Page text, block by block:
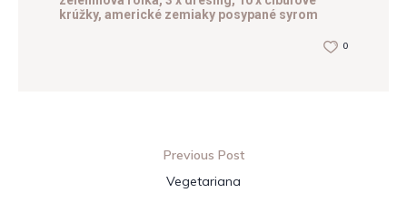
krúžky, americké zemiaky posypané syrom
0
Vegetariana
Previous Post